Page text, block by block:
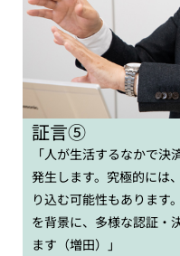
証言⑤
「人が生活するなかで
発生します。究極的には
り込む可能性もあります
を背景に、多様な認証・
ます（増田）」